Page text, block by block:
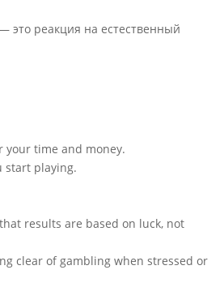
это реакция на естественный
your time and money.
start playing.
results are based on luck, not
clear of gambling when stressed or